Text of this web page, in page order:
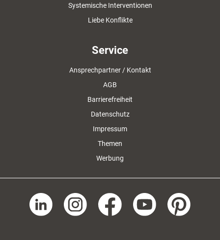
Systemische Interventionen
Liebe Konflikte
Service
Ansprechpartner / Kontakt
AGB
Barrierefreiheit
Datenschutz
Impressum
Themen
Werbung